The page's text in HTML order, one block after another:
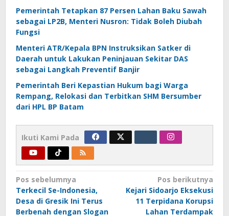
Pemerintah Tetapkan 87 Persen Lahan Baku Sawah
sebagai LP2B, Menteri Nusron: Tidak Boleh Diubah
Fungsi
Menteri ATR/Kepala BPN Instruksikan Satker di
Daerah untuk Lakukan Peninjauan Sekitar DAS
sebagai Langkah Preventif Banjir
Pemerintah Beri Kepastian Hukum bagi Warga
Rempang, Relokasi dan Terbitkan SHM Bersumber
dari HPL BP Batam
Ikuti Kami Pada
Navigasi
pos
Pos sebelumnya
Terkecil Se-Indonesia,
Desa di Gresik Ini Terus
Berbenah dengan Slogan
Pos berikutnya
Kejari Sidoarjo Eksekusi
11 Terpidana Korupsi
Lahan Terdampak